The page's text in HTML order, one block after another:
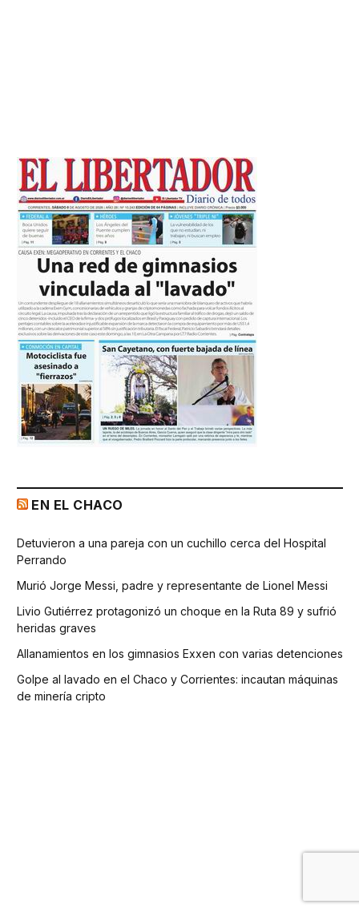
EN EL CHACO
Detuvieron a una pareja con un cuchillo cerca del Hospital
Perrando
Murió Jorge Messi, padre y representante de Lionel Messi
Livio Gutiérrez protagonizó un choque en la Ruta 89 y sufrió
heridas graves
Allanamientos en los gimnasios Exxen con varias detenciones
Golpe al lavado en el Chaco y Corrientes: incautan máquinas
de minería cripto